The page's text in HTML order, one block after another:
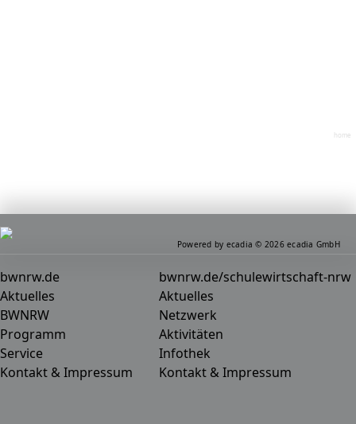
home
bwnrw.de
Aktuelles
BWNRW
Programm
Service
Kontakt & Impressum
bwnrw.de/schulewirtschaft-nrw
Aktuelles
Netzwerk
Aktivitäten
Infothek
Kontakt & Impressum
Powered by ecadia © 2026 ecadia GmbH